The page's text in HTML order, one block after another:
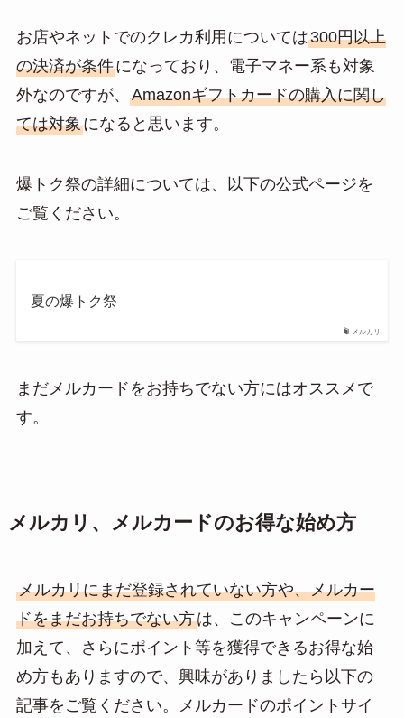
お店やネットでのクレカ利用については300円以上
の決済が条件になっており、電子マネー系も対象
外なのですが、 Amazonギフトカードの購入に関し
ては対象になると思います。
爆トク祭の詳細については、以下の公式ページを
ご覧ください。
メルカリ
夏の爆トク祭
まだメルカードをお持ちでない方にはオススメで
す。
メルカリ、メルカードのお得な始め方
メルカリにまだ登録されていない方や、メルカー
ドをまだお持ちでない方は、このキャンペーンに
加えて、さらにポイント等を獲得できるお得な始
め方もありますので、興味がありましたら以下の
記事をご覧ください。メルカードのポイントサイ